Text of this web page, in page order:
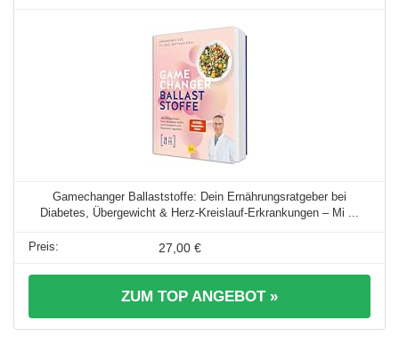
Gamechanger Ballaststoffe: Dein Ernährungsratgeber bei
Diabetes, Übergewicht & Herz-Kreislauf-Erkrankungen – Mi ...
27,00 €
ZUM TOP ANGEBOT »